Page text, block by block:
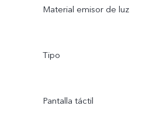
Material emisor de luz
Tipo
Pantalla táctil